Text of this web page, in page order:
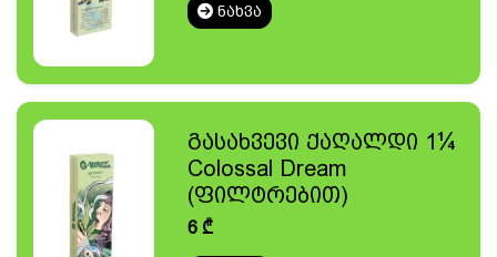
ᲜᲐᲮᲕᲐ
გასახვევი ქაღალდი 1¼
Colossal Dream
(ფილტრებით)
6₾